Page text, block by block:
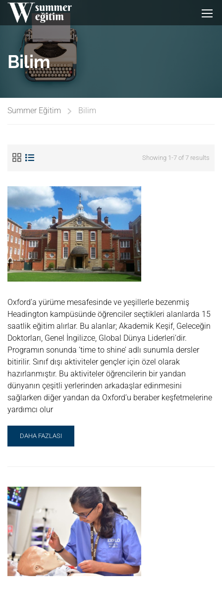
Bilim
Summer Eğitim Bilim
Showing 1-7 of 7 results
Oxford’a yürüme mesafesinde ve yeşillerle bezenmiş
Headington kampüsünde öğrenciler seçtikleri alanlarda 15
saatlik eğitim alırlar. Bu alanlar; Akademik Keşif, Geleceğin
Doktorları, Genel İngilizce, Global Dünya Liderleri’dir.
Programın sonunda ‘time to shine’ adlı sunumla dersler
bitirilir. Sınıf dışı aktiviteler gençler için özel olarak
hazırlanmıştır. Bu aktiviteler öğrencilerin bir yandan
dünyanın çeşitli yerlerinden arkadaşlar edinmesini
sağlarken diğer yandan da Oxford’u beraber keşfetmelerine
yardımcı olur
READ
MORE
|
HEADINGTON
OXFORD
COLLEGE
OKULU
DAHA FAZLASI